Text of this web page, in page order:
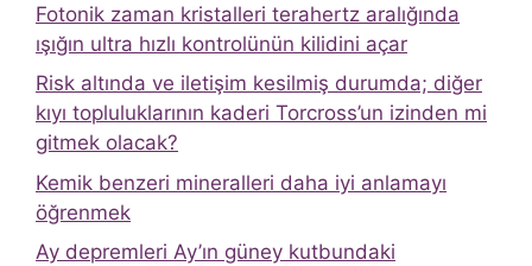
Fotonik zaman kristalleri terahertz aralığında
ışığın ultra hızlı kontrolünün kilidini açar
Risk altında ve iletişim kesilmiş durumda; diğer
kıyı topluluklarının kaderi Torcross’un izinden mi
gitmek olacak?
Kemik benzeri mineralleri daha iyi anlamayı
öğrenmek
Ay depremleri Ay’ın güney kutbundaki